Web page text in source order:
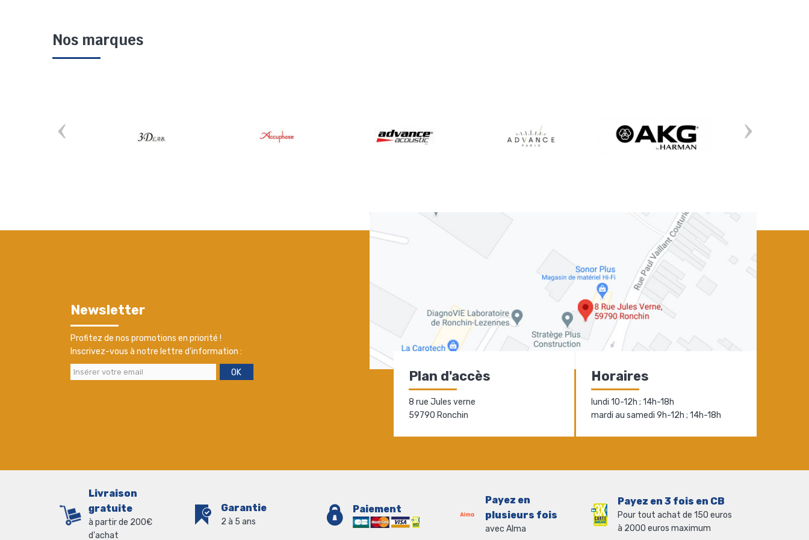
Nos marques
Plan d'accès
8 rue Jules verne
59790 Ronchin
Horaires
lundi 10-12h ; 14h-18h
mardi au samedi 9h-12h ; 14h-18h
Newsletter
Profitez de nos promotions en priorité !
Inscrivez-vous à notre lettre d'information :
OK
Livraison
gratuite
à partir de 200€
d'achat
Garantie
2 à 5 ans
Paiement
Payez en
plusieurs fois
avec Alma
Payez en 3 fois en CB
Pour tout achat de 150 euros
à 2000 euros maximum